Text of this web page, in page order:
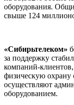
оборудования.
свыше 124
«Сибирьтелеком»
за поддержку
компаний-клиентов
физическую охрану
осуществляют
оборудованием.